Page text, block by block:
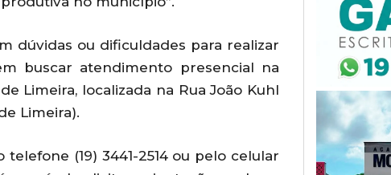
dúvidas ou dificuldades para realizar
buscar atendimento presencial na
Limeira, localizada na Rua João Kuhl
Limeira).
(19) 3441-2514 ou pelo celular